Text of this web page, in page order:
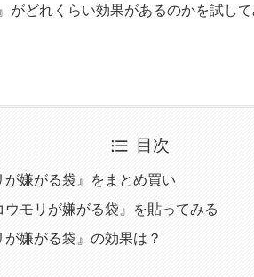
がどれくらい効果があるのかを試し
目次
が嫌がる袋』をまとめ買い
ウモリが嫌がる袋』を貼ってみる
が嫌がる袋』の効果は？